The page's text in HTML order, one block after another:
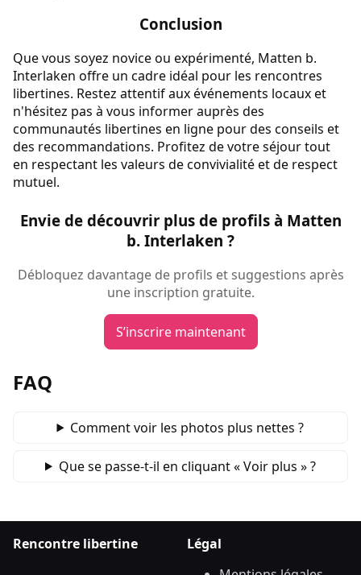
Conclusion
Que vous soyez novice ou expérimenté, Matten b.
Interlaken offre un cadre idéal pour les rencontres
libertines. Restez attentif aux événements locaux et
n'hésitez pas à vous informer auprès des
communautés libertines en ligne pour des conseils et
des recommandations. Profitez de votre séjour tout
en respectant les valeurs de convivialité et de respect
mutuel.
Envie de découvrir plus de profils à Matten
b. Interlaken ?
Débloquez davantage de profils et suggestions après
une inscription gratuite.
S’inscrire maintenant
FAQ
Comment voir les photos plus nettes ?
Que se passe‑t‑il en cliquant « Voir plus » ?
Rencontre libertine
Légal